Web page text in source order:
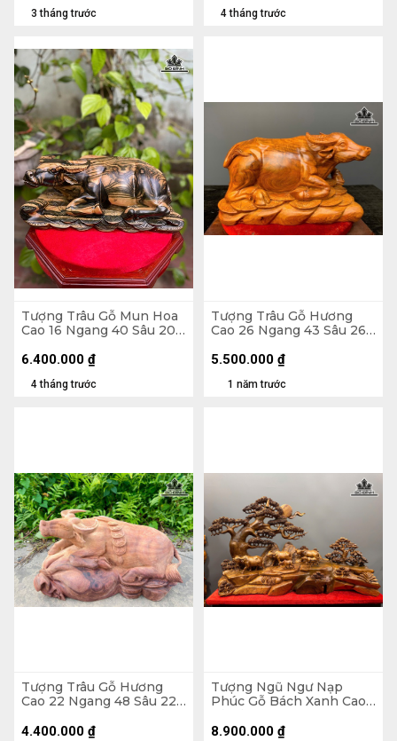
3 tháng trước 4 tháng trước
Tượng Trâu Gỗ Mun Hoa
Cao 16 Ngang 40 Sâu 20
4 tháng trước
6.400.000 ₫
Tượng Trâu Gỗ Hương
Cao 26 Ngang 43 Sâu 26
1 năm trước
5.500.000 ₫
Tượng Trâu Gỗ Hương
Cao 22 Ngang 48 Sâu 22
4.400.000 ₫
Tượng Ngũ Ngư Nạp
Phúc Gỗ Bách Xanh Cao
20 - Kỷ Cao 11 (cm)
8.900.000 ₫